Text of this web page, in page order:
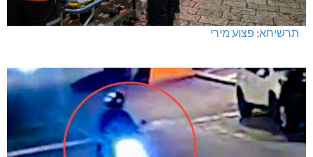
תרשיחא: פצוע מירי